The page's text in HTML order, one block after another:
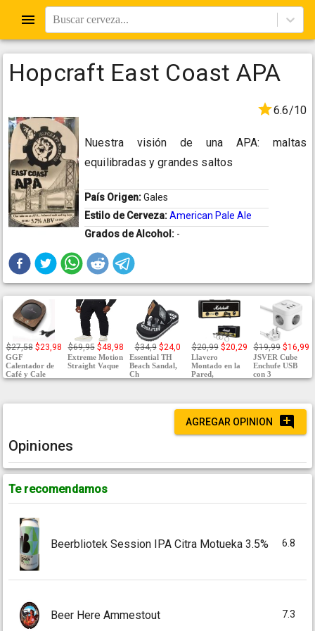
Buscar cerveza...
Hopcraft East Coast APA
6.6/10
Nuestra visión de una APA: maltas
equilibradas y grandes saltos
País Origen:Gales
Estilo de Cerveza:American Pale Ale
Grados de Alcohol: -
$27,58 $23,98
GGF
Calentador de
Café y Cale
$69,95 $48,98
Extreme Motion
Straight Vaque
$34,9 $24,0
Essential TH
Beach Sandal,
Ch
$20,99 $20,29
Llavero
Montado en la
Pared,
$19,99 $16,99
JSVER Cube
Enchufe USB
con 3
AGREGAR OPINION
Opiniones
Te recomendamos
Beerbliotek Session IPA Citra Motueka 3.5% 6.8
Beer Here Ammestout 7.3